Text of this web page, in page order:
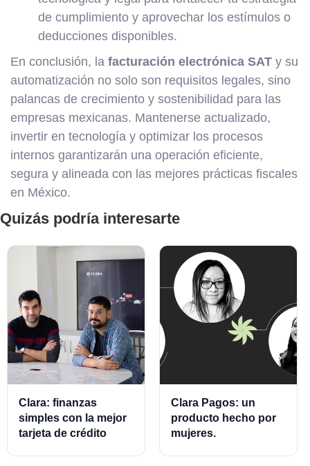
de cumplimiento y aprovechar los estímulos o
deducciones disponibles.
En conclusión, la facturación electrónica SAT y su
automatización no solo son requisitos legales, sino
palancas de crecimiento y sostenibilidad para las
empresas mexicanas. Mantenerse actualizado,
invertir en tecnología y optimizar los procesos
internos garantizarán una operación eficiente,
segura y alineada con las mejores prácticas fiscales
en México.
Quizás podría interesarte
Clara: finanzas
simples con la mejor
tarjeta de crédito
Clara Pagos: un
producto hecho por
mujeres.